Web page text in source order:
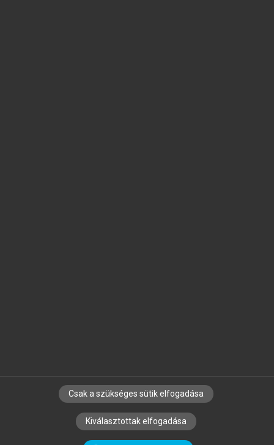
SZERZŐKNEK CÉGEKNEK KÖNYVTÁROSOKNAK
SZERKESZTÉSI ÉS LEKTORÁLÁSI ALAPELVEK
Csak a szükséges sütik elfogadása
Kiválasztottak elfogadása